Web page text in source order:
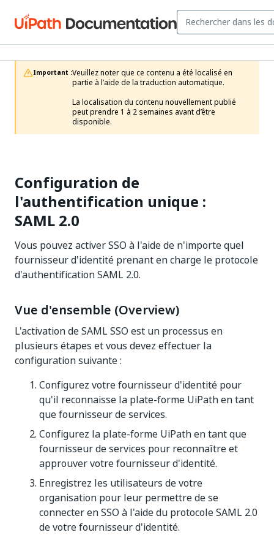
Important :Veuillez noter que ce contenu a été localisé en
partie à l’aide de la traduction automatique.
La localisation du contenu nouvellement publié
peut prendre 1 à 2 semaines avant d’être
disponible.
Configuration de
l'authentification unique :
SAML 2.0
Vous pouvez activer SSO à l'aide de n'importe quel
fournisseur d'identité prenant en charge le protocole
d'authentification SAML 2.0.
Vue d'ensemble (Overview)
L'activation de SAML SSO est un processus en
plusieurs étapes et vous devez effectuer la
configuration suivante :
Configurez votre fournisseur d'identité pour
qu'il reconnaisse la plate-forme UiPath en tant
que fournisseur de services.
Configurez la plate-forme UiPath en tant que
fournisseur de services pour reconnaître et
approuver votre fournisseur d'identité.
Enregistrez les utilisateurs de votre
organisation pour leur permettre de se
connecter en SSO à l'aide du protocole SAML 2.0
de votre fournisseur d'identité.